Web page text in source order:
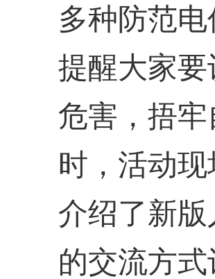
多种防范
提醒大家
危害，捂牢
时，活动
介绍了新
的交流方